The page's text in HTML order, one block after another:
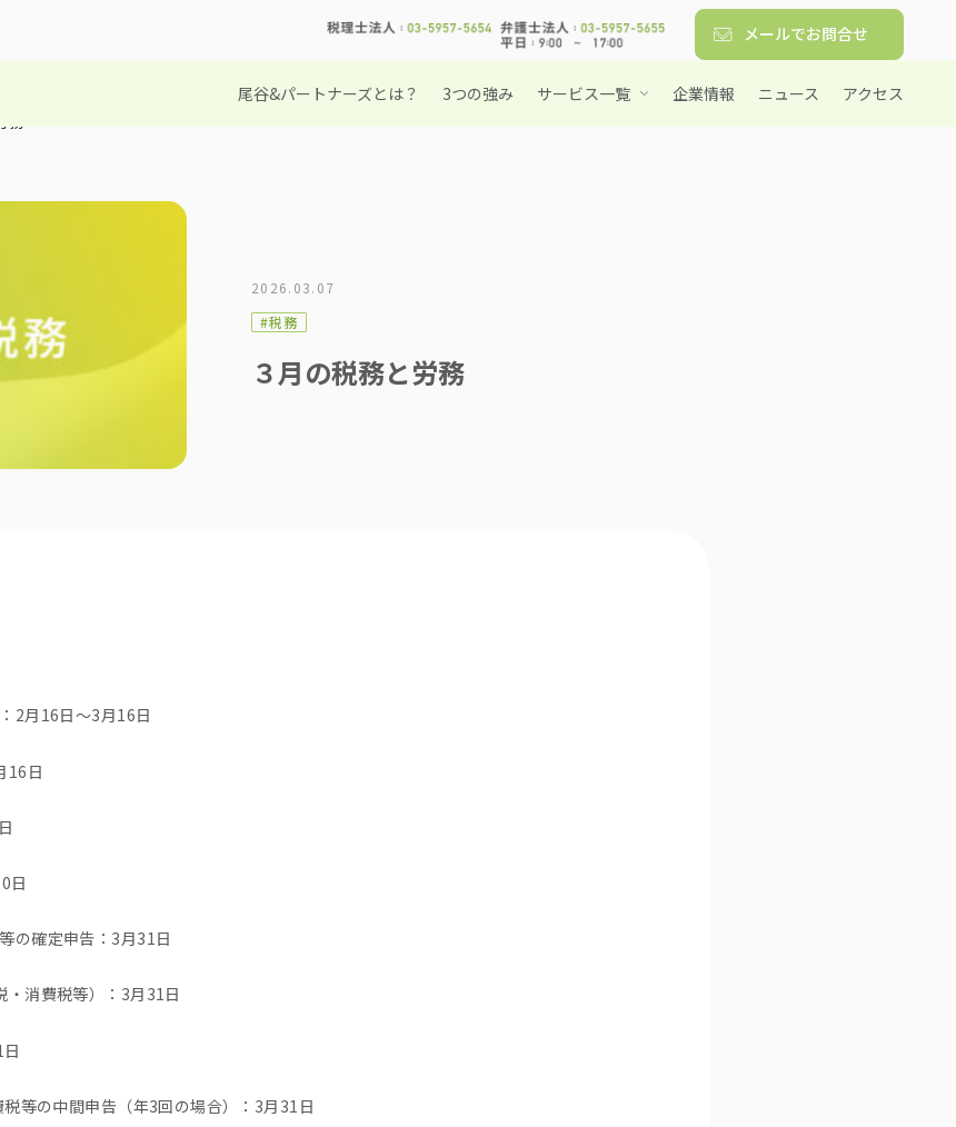
メールでお問合せ
尾谷&パートナーズとは？ 3つの強み サービス一覧 企業情報 ニュース
アクセス
務
2026.03.07
#税務
３月の税務と労務
2月16日～3月16日
16日
日
の確定申告：3月31日
・消費税等）：3月31日
等の中間申告（年3回の場合）：3月31日